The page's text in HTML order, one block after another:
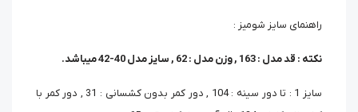
راهنمای سایز شومیز :
نکته : قد مدل : 163 , وزن مدل : 62 , سایز مدل 40-42 میباشد.
سایز 1 : تا دور سینه : 104 , دور کمر بدون کشسانی : 31 , دور کمر با